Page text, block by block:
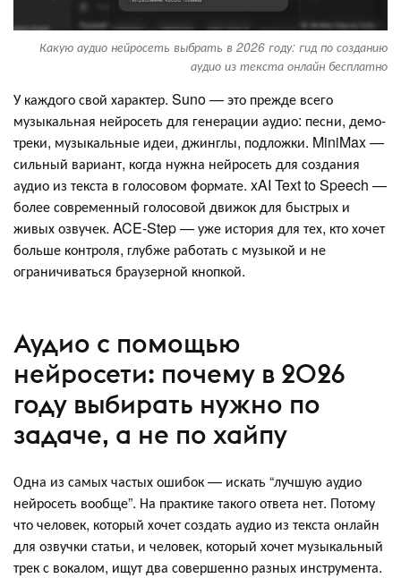
Какую аудио нейросеть выбрать в 2026 году: гид по созданию
аудио из текста онлайн бесплатно
У каждого свой характер. Suno — это прежде всего
музыкальная нейросеть для генерации аудио: песни, демо-
треки, музыкальные идеи, джинглы, подложки. MiniMax —
сильный вариант, когда нужна нейросеть для создания
аудио из текста в голосовом формате. xAI Text to Speech —
более современный голосовой движок для быстрых и
живых озвучек. ACE-Step — уже история для тех, кто хочет
больше контроля, глубже работать с музыкой и не
ограничиваться браузерной кнопкой.
Аудио с помощью
нейросети: почему в 2026
году выбирать нужно по
задаче, а не по хайпу
Одна из самых частых ошибок — искать “лучшую аудио
нейросеть вообще”. На практике такого ответа нет. Потому
что человек, который хочет создать аудио из текста онлайн
для озвучки статьи, и человек, который хочет музыкальный
трек с вокалом, ищут два совершенно разных инструмента.